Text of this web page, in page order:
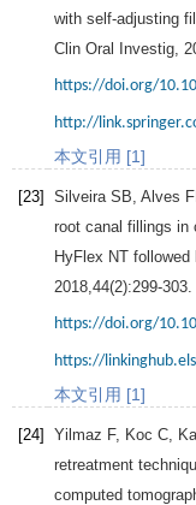
with self-adjusting
Clin Oral Investig
https://doi.org/
http://
本文引用 [1]
[23] Silveira SB Alves
root canal fillings in
HyFlex NT
2018 44(2):299-303.
https://doi.org/
https://
本文引用 [1]
[24] Yilmaz F, Koc C
retreatment
computed